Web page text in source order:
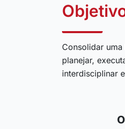
Consolidar
planejar,
interdisciplinar